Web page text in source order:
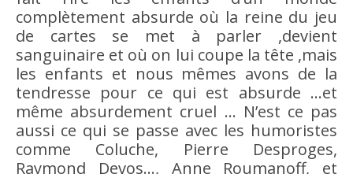
complètement absurde où la reine du jeu
de cartes se met à parler ,devient
sanguinaire et où on lui coupe la tête ,mais
les enfants et nous mêmes avons de la
tendresse pour ce qui est absurde …et
même absurdement cruel … N’est ce pas
aussi ce qui se passe avec les humoristes
comme Coluche, Pierre Desproges,
Raymond Devos…, Anne Roumanoff, et